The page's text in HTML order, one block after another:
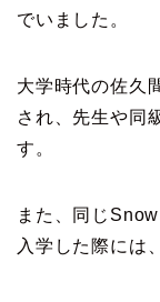
でいました。
大学時代の佐久
され、先生や同
す。
また、同じ
入学した際には、